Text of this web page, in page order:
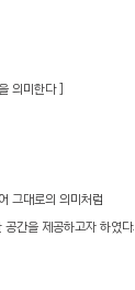
의미한다 ]
그대로의 의미처럼
간을 제공하고자 하였다.